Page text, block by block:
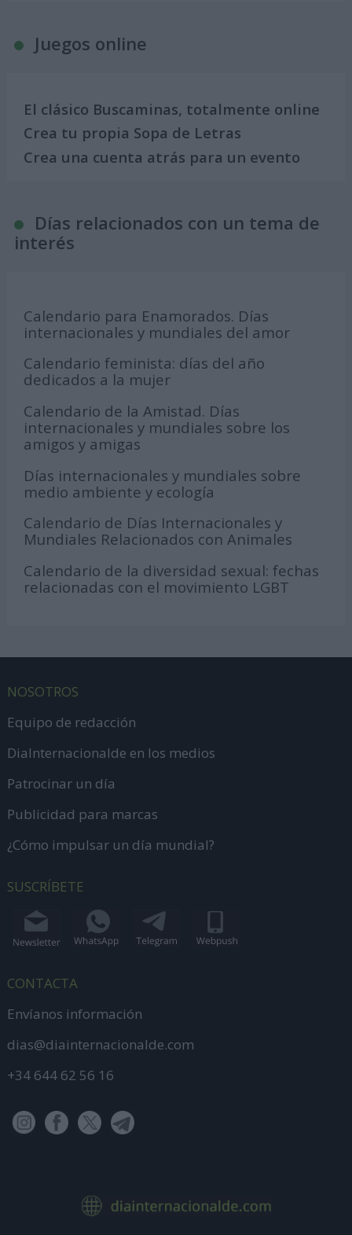
Juegos online
El clásico Buscaminas, totalmente online
Crea tu propia Sopa de Letras
Crea una cuenta atrás para un evento
Días relacionados con un tema de
interés
Calendario para Enamorados. Días
internacionales y mundiales del amor
Calendario feminista: días del año
dedicados a la mujer
Calendario de la Amistad. Días
internacionales y mundiales sobre los
amigos y amigas
Días internacionales y mundiales sobre
medio ambiente y ecología
Calendario de Días Internacionales y
Mundiales Relacionados con Animales
Calendario de la diversidad sexual: fechas
relacionadas con el movimiento LGBT
NOSOTROS
Equipo de redacción
DiaInternacionalde en los medios
Patrocinar un día
Publicidad para marcas
¿Cómo impulsar un día mundial?
SUSCRÍBETE
CONTACTA
Envíanos información
dias@diainternacionalde.com
+34 644 62 56 16